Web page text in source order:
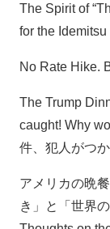
The Spirit of
for the Idemitsu
No Rate Hike.
The Trump
caught! Why
件、犯人がつ
アメリカの晩
き」と「世界